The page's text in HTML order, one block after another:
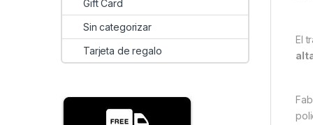
El
Gift Card
Sin categorizar
Tarjeta de regalo